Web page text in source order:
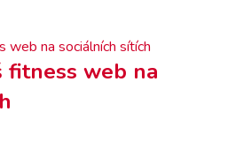
fitness web na